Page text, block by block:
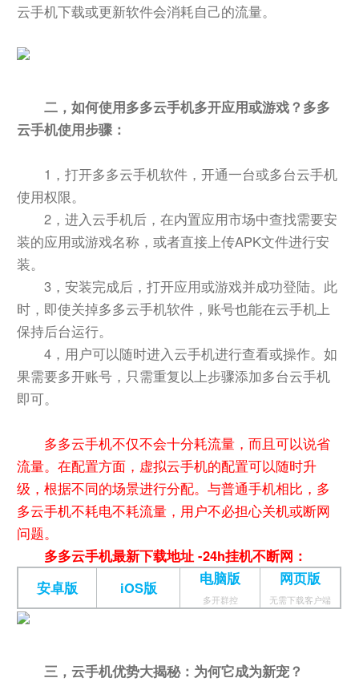
云手机下载或更新软件会消耗自己的流量。
二，如何使用多多云手机多开应用或游戏？多多
云手机使用步骤：
1，打开多多云手机软件，开通一台或多台云手机
使用权限。
2，进入云手机后，在内置应用市场中查找需要安
装的应用或游戏名称，或者直接上传APK文件进行安
装。
3，安装完成后，打开应用或游戏并成功登陆。此
时，即使关掉多多云手机软件，账号也能在云手机上
保持后台运行。
4，用户可以随时进入云手机进行查看或操作。如
果需要多开账号，只需重复以上步骤添加多台云手机
即可。
多多云手机不仅不会十分耗流量，而且可以说省
流量。在配置方面，虚拟云手机的配置可以随时升
级，根据不同的场景进行分配。与普通手机相比，多
多云手机不耗电不耗流量，用户不必担心关机或断网
问题。
多多云手机最新下载地址 -24h挂机不断网：
安卓版
iOS版 电脑版
多开群控
网页版
无需下载客户端
三，云手机优势大揭秘：为何它成为新宠？